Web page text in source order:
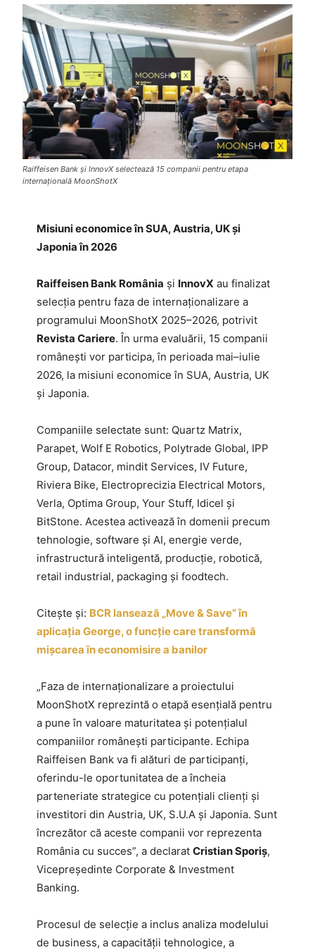
Raiffeisen Bank și InnovX selectează 15 companii pentru etapa
internațională MoonShotX
Misiuni economice în SUA, Austria, UK și
Japonia în 2026
Raiffeisen Bank România și InnovX au finalizat
selecția pentru faza de internaționalizare a
programului MoonShotX 2025–2026, potrivit
Revista Cariere. În urma evaluării, 15 companii
românești vor participa, în perioada mai–iulie
2026, la misiuni economice în SUA, Austria, UK
și Japonia.
Companiile selectate sunt: Quartz Matrix,
Parapet, Wolf E Robotics, Polytrade Global, IPP
Group, Datacor, mindit Services, IV Future,
Riviera Bike, Electroprecizia Electrical Motors,
Verla, Optima Group, Your Stuff, Idicel și
BitStone. Acestea activează în domenii precum
tehnologie, software și AI, energie verde,
infrastructură inteligentă, producție, robotică,
retail industrial, packaging și foodtech.
Citește și: BCR lansează „Move & Save” în
aplicația George, o funcție care transformă
mișcarea în economisire a banilor
„Faza de internaționalizare a proiectului
MoonShotX reprezintă o etapă esențială pentru
a pune în valoare maturitatea și potențialul
companiilor românești participante. Echipa
Raiffeisen Bank va fi alături de participanți,
oferindu-le oportunitatea de a încheia
parteneriate strategice cu potențiali clienți și
investitori din Austria, UK, S.U.A și Japonia. Sunt
încrezător că aceste companii vor reprezenta
România cu succes”, a declarat Cristian Sporiș,
Vicepreședinte Corporate & Investment
Banking.
Procesul de selecție a inclus analiza modelului
de business, a capacității tehnologice, a